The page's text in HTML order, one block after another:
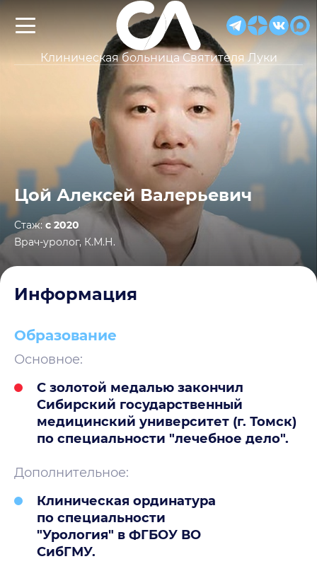
Клиническая больница Святителя Луки
Цой Алексей Валерьевич
Стаж: с 2020
Врач-уролог, К.М.Н.
Информация
Образование
Основное:
С золотой медалью закончил
Сибирский государственный
медицинский университет (г. Томск)
по специальности "лечебное дело".
Дополнительное:
Клиническая ординатура
по специальности
"Урология" в ФГБОУ ВО
СибГМУ.